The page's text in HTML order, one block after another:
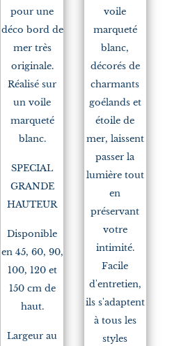
pour une
déco bord de
mer très
originale.
Réalisé sur
un voile
marqueté
blanc.
SPECIAL
GRANDE
HAUTEUR
Disponible
en 45, 60, 90,
100, 120 et
150 cm de
haut.
Largeur au
voile
marqueté
blanc,
décorés de
charmants
goélands et
étoile de
mer, laissent
passer la
lumière tout
en
préservant
votre
intimité.
Facile
d'entretien,
ils s'adaptent
à tous les
styles